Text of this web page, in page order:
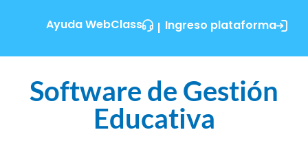
Ayuda WebClass | Ingreso plataforma
Software de Gestión
Educativa